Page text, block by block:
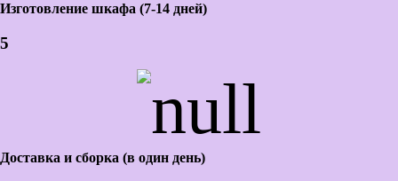
Изготовление шкафа (7-14 дней)
5
Доставка и сборка (в один день)